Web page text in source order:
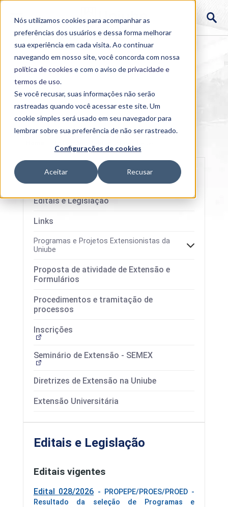
Nós utilizamos cookies para acompanhar as
preferências dos usuários e dessa forma melhorar
sua experiência em cada visita. Ao continuar
navegando em nosso site, você concorda com nossa
política de cookies e com o aviso deprivacidade e
termos de uso.
Se você recusar, suas informações não serão
rastreadas quando você acessar este site. Um
cookie simples será usado em seu navegador para
lembrar sobre sua preferência de não ser rastreado.
Configurações de cookies
Aceitar Recusar
Editais e Legislação
Links
Programas e Projetos Extensionistas da
Uniube
Proposta de atividade de Extensão e
Formulários
Procedimentos e tramitação de
processos
Inscrições
Seminário de Extensão - SEMEX
Diretrizes de Extensão na Uniube
Extensão Universitária
Editais e Legislação
Editais vigentes
Edital 028/2026 - PROPEPE/PROES/PROED -
Resultado da seleção de Programas e